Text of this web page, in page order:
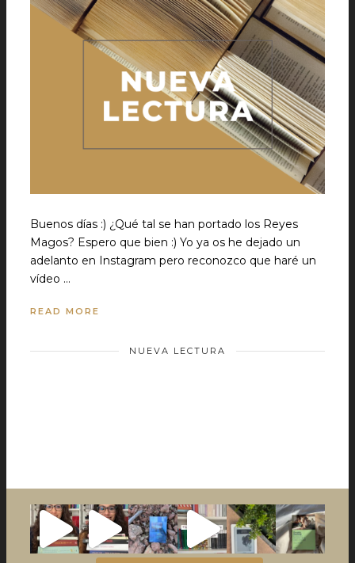
Buenos días :) ¿Qué tal se han portado los Reyes
Magos? Espero que bien :) Yo ya os he dejado un
adelanto en Instagram pero reconozco que haré un
vídeo …
READ MORE
NUEVA LECTURA